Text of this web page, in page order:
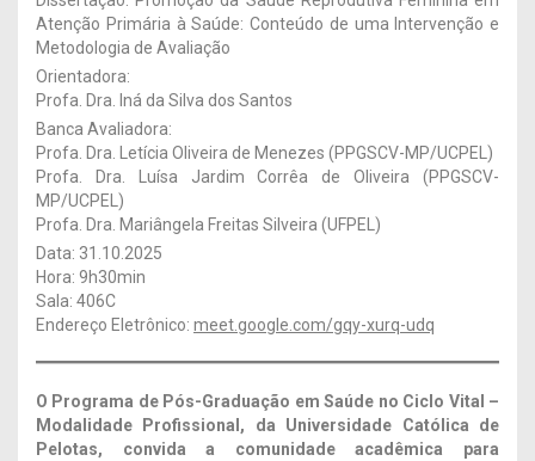
Atenção Primária à Saúde: Conteúdo de uma Intervenção e
Metodologia de Avaliação
Orientadora:
Profa. Dra. Iná da Silva dos Santos
Banca Avaliadora:
Profa. Dra. Letícia Oliveira de Menezes (PPGSCV-MP/UCPEL)
Profa. Dra. Luísa Jardim Corrêa de Oliveira (PPGSCV-
MP/UCPEL)
Profa. Dra. Mariângela Freitas Silveira (UFPEL)
Data: 31.10.2025
Hora: 9h30min
Sala: 406C
Endereço Eletrônico: meet.google.com/gqy-xurq-udq
O Programa de Pós-Graduação em Saúde no Ciclo Vital –
Modalidade Profissional, da Universidade Católica de
Pelotas, convida a comunidade acadêmica para